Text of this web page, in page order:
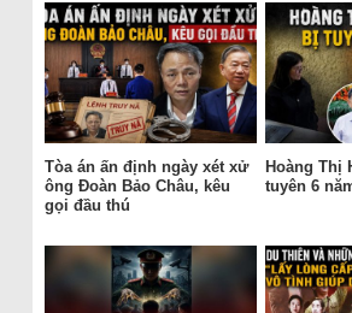
Tòa án ấn định ngày xét xử
ông Đoàn Bảo Châu, kêu
gọi đầu thú
Hoàng Thị
tuyên 6